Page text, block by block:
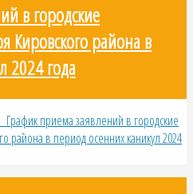
в городские
Кировского района в
2024 года
График приема заявлений в городские
района в период осенних каникул 2024